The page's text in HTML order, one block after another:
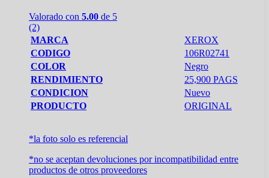
Valorado con 5.00 de 5
(2)
MARCA
XEROX
CODIGO
106R02741
COLOR
Negro
RENDIMIENTO
25,900 PAGS
CONDICION
Nuevo
PRODUCTO
ORIGINAL
*la foto solo es referencial
*no se aceptan devoluciones por incompatibilidad entre
productos de otros proveedores